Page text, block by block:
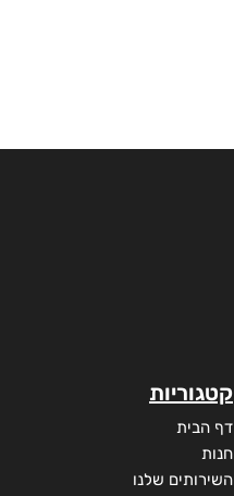
קטגוריות
דף הבית
חנות
השירותים שלנו